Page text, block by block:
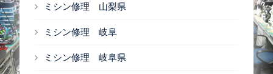
ミシン修理 山梨県
ミシン修理 岐阜
ミシン修理 岐阜県